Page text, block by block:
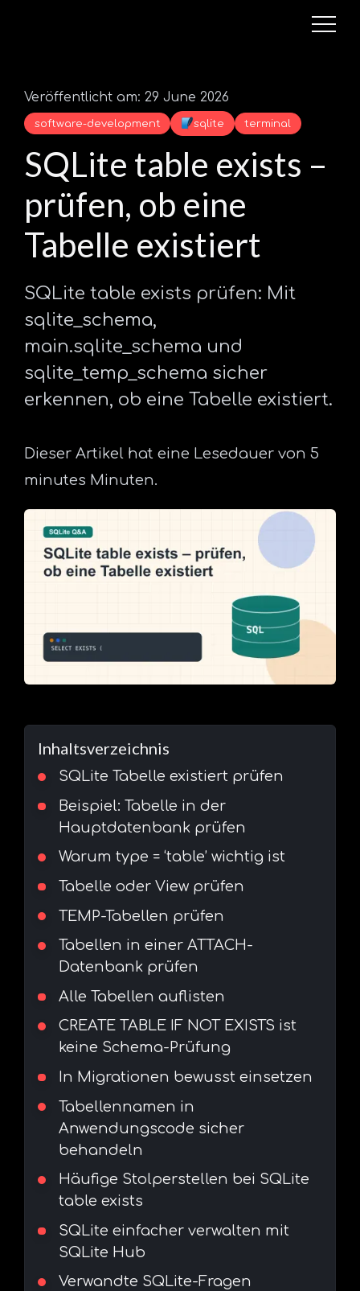
Veröffentlicht am: 29 June 2026
software-development sqlite terminal
SQLite table exists –
prüfen, ob eine
Tabelle existiert
SQLite table exists prüfen: Mit
sqlite_schema,
main.sqlite_schema und
sqlite_temp_schema sicher
erkennen, ob eine Tabelle existiert.
Dieser Artikel hat eine Lesedauer von 5
minutes Minuten.
Inhaltsverzeichnis
SQLite Tabelle existiert prüfen
Beispiel: Tabelle in der
Hauptdatenbank prüfen
Warum type = ‘table’ wichtig ist
Tabelle oder View prüfen
TEMP-Tabellen prüfen
Tabellen in einer ATTACH-
Datenbank prüfen
Alle Tabellen auflisten
CREATE TABLE IF NOT EXISTS ist
keine Schema-Prüfung
In Migrationen bewusst einsetzen
Tabellennamen in
Anwendungscode sicher
behandeln
Häufige Stolperstellen bei SQLite
table exists
SQLite einfacher verwalten mit
SQLite Hub
Verwandte SQLite-Fragen